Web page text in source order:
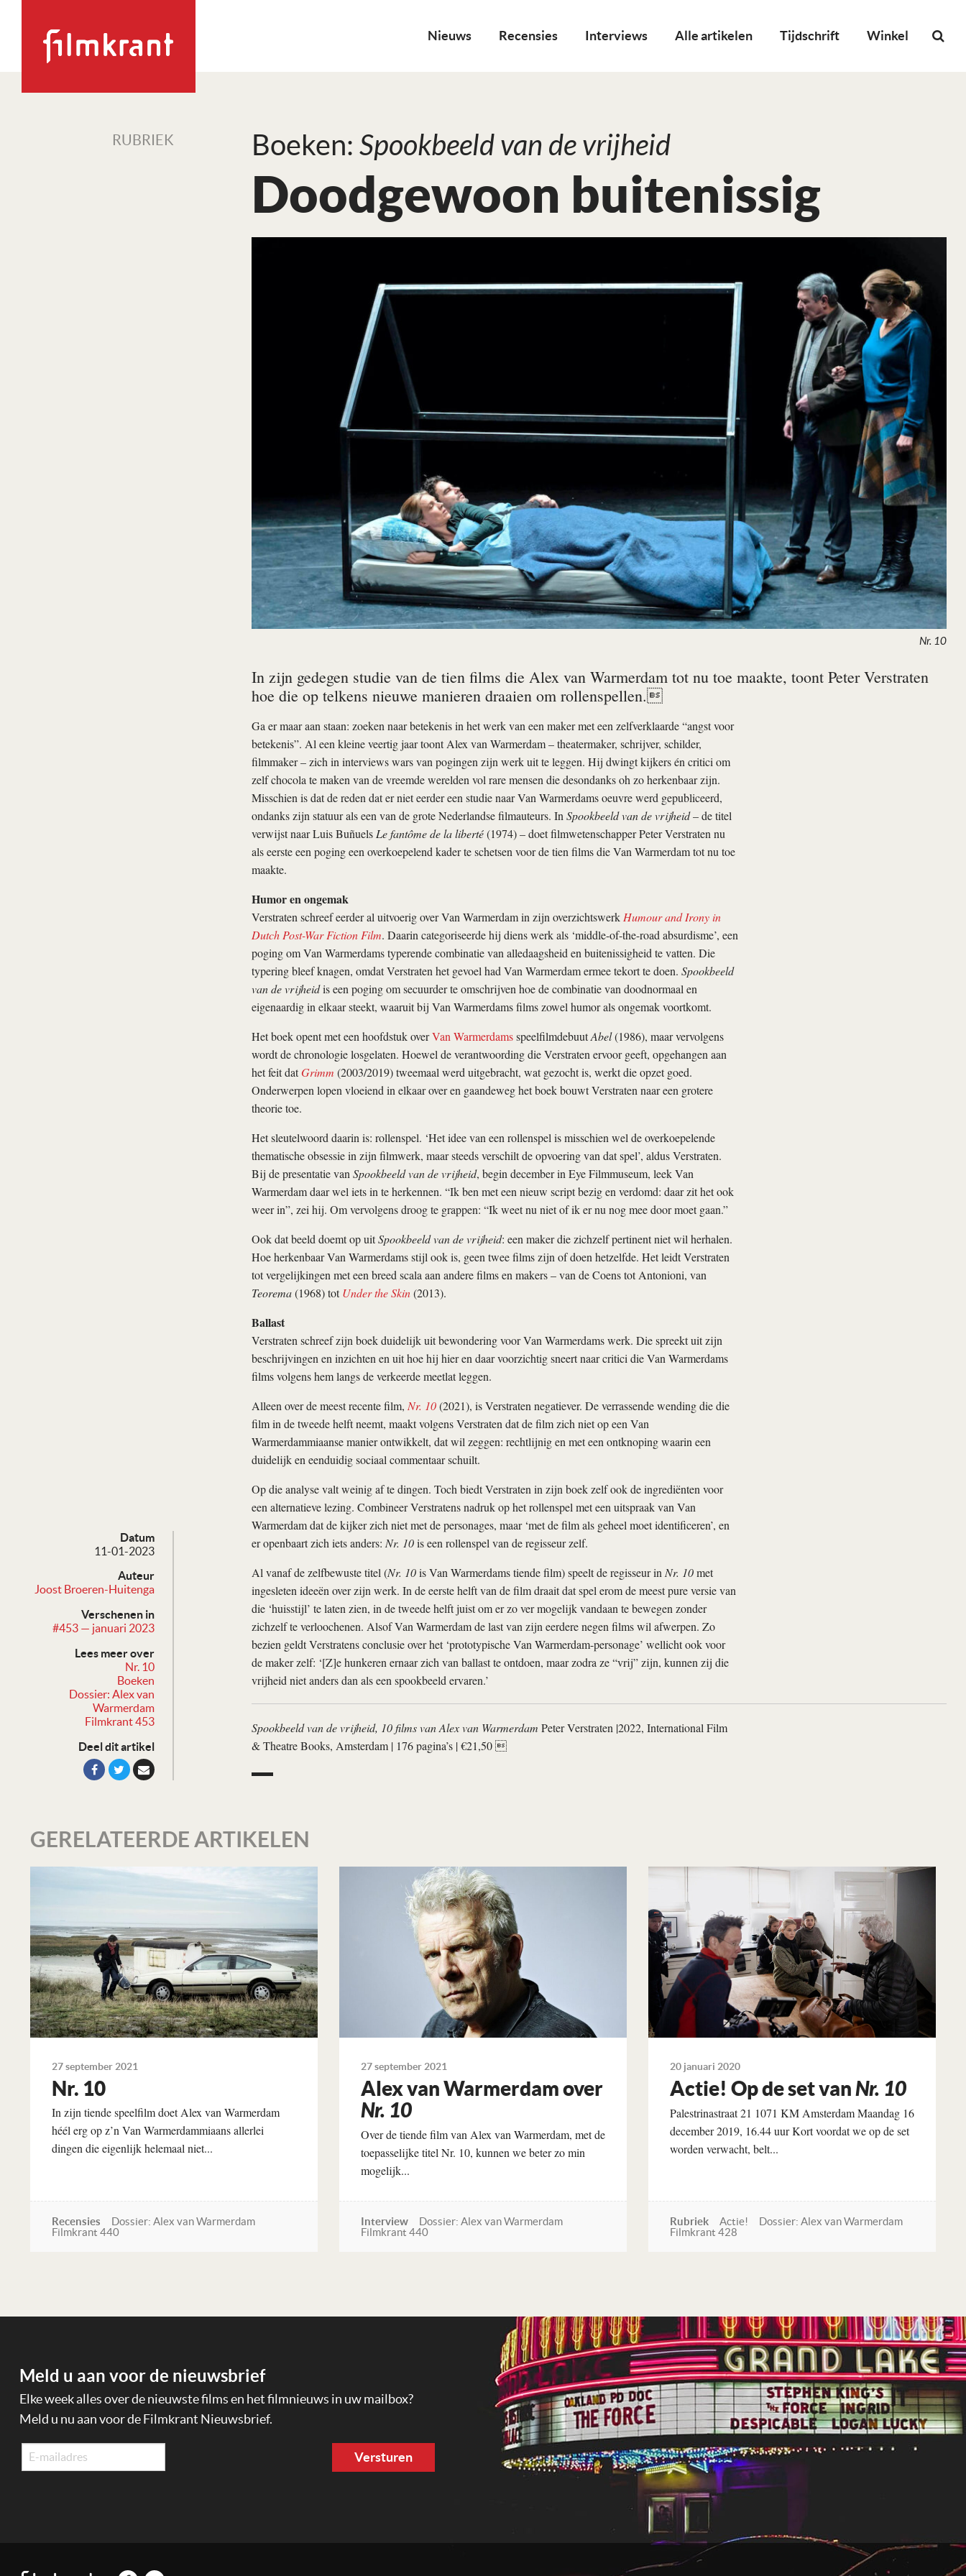
Nieuws Recensies Interviews Alle artikelen Tijdschrift Winkel
RUBRIEK Boeken: Spookbeeld van de vrijheid
Doodgewoon buitenissig
Datum
11-01-2023
Auteur
Joost Broeren-Huitenga
Verschenen in
#453 — januari 2023
Lees meer over
Nr. 10
Boeken
Dossier: Alex van
Warmerdam
Filmkrant 453
Deel dit artikel
Nr. 10
In zijn gedegen studie van de tien films die Alex van Warmerdam tot nu toe maakte, toont Peter Verstraten
hoe die op telkens nieuwe manieren draaien om rollenspellen.
Ga er maar aan staan: zoeken naar betekenis in het werk van een maker met een zelfverklaarde “angst voor
betekenis”. Al een kleine veertig jaar toont Alex van Warmerdam – theatermaker, schrijver, schilder,
filmmaker – zich in interviews wars van pogingen zijn werk uit te leggen. Hij dwingt kijkers én critici om
zelf chocola te maken van de vreemde werelden vol rare mensen die desondanks oh zo herkenbaar zijn.
Misschien is dat de reden dat er niet eerder een studie naar Van Warmerdams oeuvre werd gepubliceerd,
ondanks zijn statuur als een van de grote Nederlandse filmauteurs. In Spookbeeld van de vrijheid– de titel
verwijst naar Luis Buñuels Le fantôme de la liberté(1974) – doet filmwetenschapper Peter Verstraten nu
als eerste een poging een overkoepelend kader te schetsen voor de tien films die Van Warmerdam tot nu toe
maakte.
Humor en ongemak
Verstraten schreef eerder al uitvoerig over Van Warmerdam in zijn overzichtswerk Humour and Irony in
Dutch Post-War Fiction Film. Daarin categoriseerde hij diens werk als ‘middle-of-the-road absurdisme’, een
poging om Van Warmerdams typerende combinatie van alledaagsheid en buitenissigheid te vatten. Die
typering bleef knagen, omdat Verstraten het gevoel had Van Warmerdam ermee tekort te doen. Spookbeeld
van de vrijheidis een poging om secuurder te omschrijven hoe de combinatie van doodnormaal en
eigenaardig in elkaar steekt, waaruit bij Van Warmerdams films zowel humor als ongemak voortkomt.
Het boek opent met een hoofdstuk overVan WarmerdamsspeelfilmdebuutAbel(1986), maar vervolgens
wordt de chronologie losgelaten. Hoewel de verantwoording die Verstraten ervoor geeft, opgehangen aan
het feit datGrimm (2003/2019) tweemaal werd uitgebracht, wat gezocht is, werkt die opzet goed.
Onderwerpen lopen vloeiend in elkaar over en gaandeweg het boek bouwt Verstraten naar een grotere
theorie toe.
Het sleutelwoord daarin is: rollenspel. ‘Het idee van een rollenspel is misschien wel de overkoepelende
thematische obsessie in zijn filmwerk, maar steeds verschilt de opvoering van dat spel’, aldus Verstraten.
Bij de presentatie van Spookbeeld van de vrijheid, begin december in Eye Filmmuseum, leek Van
Warmerdam daar wel iets in te herkennen. “Ik ben met een nieuw script bezig en verdomd: daar zit het ook
weer in”, zei hij. Om vervolgens droog te grappen: “Ik weet nu niet of ik er nu nog mee door moet gaan.”
Ook dat beeld doemt op uitSpookbeeld van de vrijheid: een maker die zichzelf pertinent niet wil herhalen.
Hoe herkenbaar Van Warmerdams stijl ook is, geen twee films zijn of doen hetzelfde. Het leidt Verstraten
tot vergelijkingen met een breed scala aan andere films en makers – van de Coens tot Antonioni, van
Teorema(1968) totUnder the Skin(2013).
Ballast
Verstraten schreef zijn boek duidelijk uit bewondering voor Van Warmerdams werk. Die spreekt uit zijn
beschrijvingen en inzichten en uit hoe hij hier en daar voorzichtig sneert naar critici die Van Warmerdams
films volgens hem langs de verkeerde meetlat leggen.
Alleen over de meest recente film, Nr. 10(2021), is Verstraten negatiever. De verrassende wending die die
film in de tweede helft neemt, maakt volgens Verstraten dat de film zich niet op een Van
Warmerdammiaanse manier ontwikkelt, dat wil zeggen: rechtlijnig en met een ontknoping waarin een
duidelijk en eenduidig sociaal commentaar schuilt.
Op die analyse valt weinig af te dingen. Toch biedt Verstraten in zijn boek zelf ook de ingrediënten voor
een alternatieve lezing. Combineer Verstratens nadruk op het rollenspel met een uitspraak van Van
Warmerdam dat de kijker zich niet met de personages, maar ‘met de film als geheel moet identificeren’, en
er openbaart zich iets anders: Nr. 10is een rollenspel van de regisseur zelf.
Al vanaf de zelfbewuste titel (Nr. 10is Van Warmerdams tiende film) speelt de regisseur in Nr. 10met
ingesleten ideeën over zijn werk. In de eerste helft van de film draait dat spel erom de meest pure versie van
die ‘huisstijl’ te laten zien, in de tweede helft juist om er zo ver mogelijk vandaan te bewegen zonder
zichzelf te verloochenen. Alsof Van Warmerdam de last van zijn eerdere negen films wil afwerpen. Zo
bezien geldt Verstratens conclusie over het ‘prototypische Van Warmerdam-personage’ wellicht ook voor
de maker zelf: ‘[Z]e hunkeren ernaar zich van ballast te ontdoen, maar zodra ze “vrij” zijn, kunnen zij die
vrijheid niet anders dan als een spookbeeld ervaren.’
Spookbeeld van de vrijheid, 10 films van Alex van Warmerdam Peter Verstraten |2022, International Film
& Theatre Books, Amsterdam | 176 pagina’s | €21,50 
GERELATEERDE ARTIKELEN
27 september 2021
Nr. 10
In zijn tiende speelfilm doet Alex van Warmerdam
héél erg op z’n Van Warmerdammiaans allerlei
dingen die eigenlijk helemaal niet...
Recensies
Dossier: Alex van Warmerdam
Filmkrant 440
27 september 2021
Alex van Warmerdam over
Nr. 10
Over de tiende film van Alex van Warmerdam, met de
toepasselijke titel Nr. 10, kunnen we beter zo min
mogelijk...
Interview
Dossier: Alex van Warmerdam
Filmkrant 440
20 januari 2020
Actie! Op de set vanNr. 10
Palestrinastraat 21 1071 KM Amsterdam Maandag 16
december 2019, 16.44 uur Kort voordat we op de set
worden verwacht, belt...
Rubriek Actie!
Dossier: Alex van Warmerdam
Filmkrant 428
Meld u aan voor de nieuwsbrief
Elke week alles over de nieuwste films en het filmnieuws in uw mailbox?
Meld u nu aan voor de Filmkrant Nieuwsbrief.